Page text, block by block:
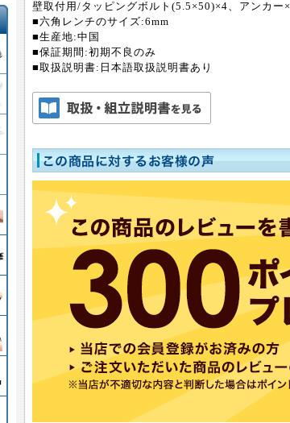
壁取付用/タッピングボルト(5.5×50)×4、アンカー
■六角レンチのサイズ:6mm
■生産地:中国
■保証期間:初期不良のみ
■取扱説明書:日本語取扱説明書あり